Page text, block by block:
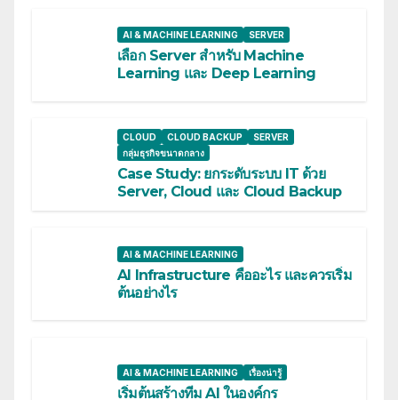
AI & MACHINE LEARNING SERVER
เลือก Server สำหรับ Machine
Learning และ Deep Learning
CLOUD CLOUD BACKUP
SERVER
กลุ่มธุรกิจขนาดกลาง
Case Study: ยกระดับระบบ IT ด้วย
Server, Cloud และ Cloud Backup
AI & MACHINE LEARNING
AI Infrastructure คืออะไร และควรเริ่ม
ต้นอย่างไร
AI & MACHINE LEARNING เรื่องน่ารู้
เริ่มต้นสร้างทีม AI ในองค์กร